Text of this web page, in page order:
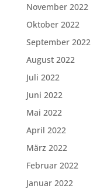
November 2022
Oktober 2022
September 2022
August 2022
Juli 2022
Juni 2022
Mai 2022
April 2022
März 2022
Februar 2022
Januar 2022